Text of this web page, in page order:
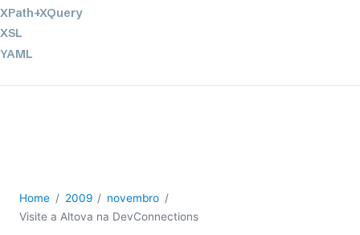
XPath+XQuery
XSL
YAML
2026
2021
2020
Home 2009
novembro
Visite a Altova na DevConnections